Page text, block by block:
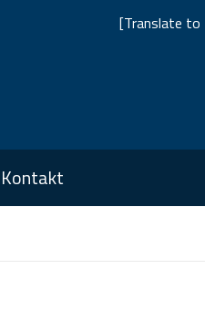
[Translate to
Kontakt